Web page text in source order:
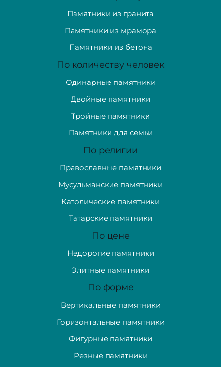
Памятники из гранита
Памятники из мрамора
Памятники из бетона
По количеству человек
Одинарные памятники
Двойные памятники
Тройные памятники
Памятники для семьи
По религии
Православные памятники
Мусульманские памятники
Католические памятники
Татарские памятники
По цене
Недорогие памятники
Элитные памятники
По форме
Вертикальные памятники
Горизонтальные памятники
Фигурные памятники
Резные памятники